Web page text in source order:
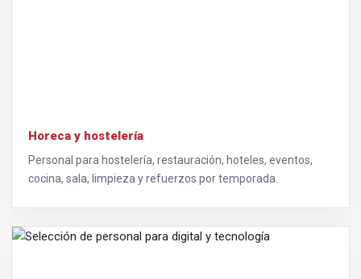
Horeca y hostelería
Personal para hostelería, restauración, hoteles, eventos,
cocina, sala, limpieza y refuerzos por temporada.